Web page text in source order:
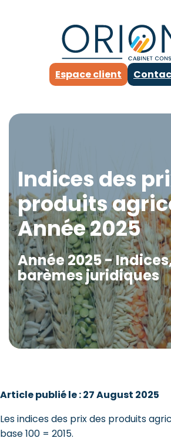
Espace client
Indices des
produits
Année 2025
Année 2025 -
barèmes juridiques
Article publié le : 27 August 2025
Les indices des prix des produits
base 100 = 2015.